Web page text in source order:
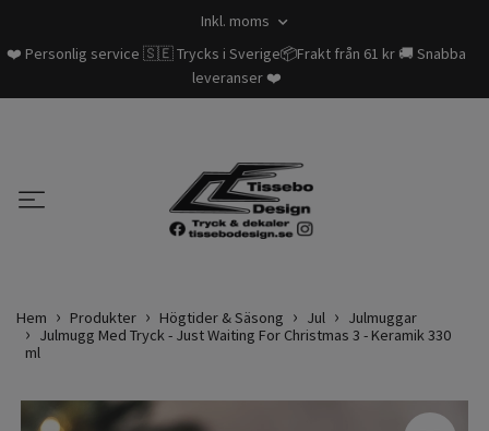
Inkl. moms
❤️ Personlig service 🇸🇪 Trycks i Sverige📦Frakt från 61 kr 🚚 Snabba
leveranser ❤️
Hem Produkter Högtider & Säsong Jul
Julmuggar
Julmugg Med Tryck - Just Waiting For Christmas 3 - Keramik 330
ml